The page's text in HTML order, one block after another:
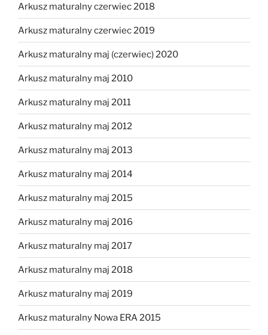
Arkusz maturalny czerwiec 2018
Arkusz maturalny czerwiec 2019
Arkusz maturalny maj (czerwiec) 2020
Arkusz maturalny maj 2010
Arkusz maturalny maj 2011
Arkusz maturalny maj 2012
Arkusz maturalny maj 2013
Arkusz maturalny maj 2014
Arkusz maturalny maj 2015
Arkusz maturalny maj 2016
Arkusz maturalny maj 2017
Arkusz maturalny maj 2018
Arkusz maturalny maj 2019
Arkusz maturalny Nowa ERA 2015